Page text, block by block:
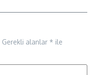
Gerekli alanlar * ile